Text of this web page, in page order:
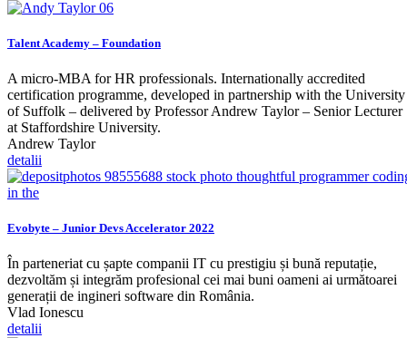
Talent Academy – Foundation
A micro-MBA for HR professionals. Internationally accredited
certification programme, developed in partnership with the University
of Suffolk – delivered by Professor Andrew Taylor – Senior Lecturer
at Staffordshire University.
Andrew Taylor
detalii
Evobyte – Junior Devs Accelerator 2022
În parteneriat cu șapte companii IT cu prestigiu și bună reputație,
dezvoltăm și integrăm profesional cei mai buni oameni ai următoarei
generații de ingineri software din România.
Vlad Ionescu
detalii